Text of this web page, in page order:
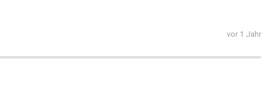
vor 1 Jahr